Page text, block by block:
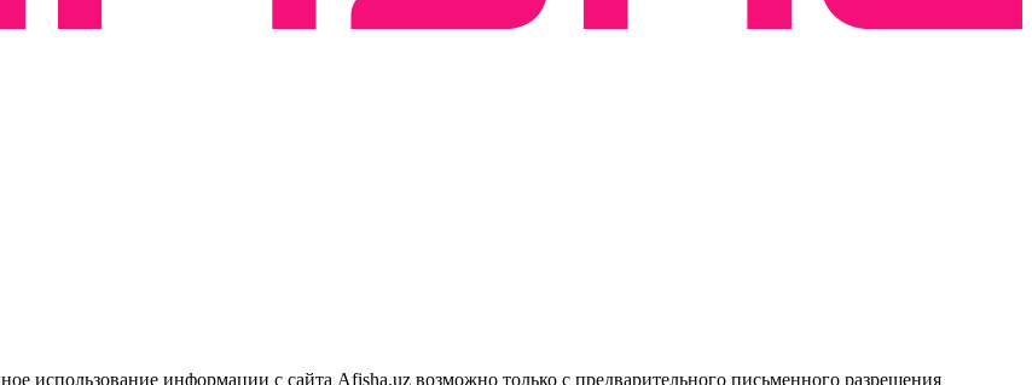
использование информации с сайта Afisha.uz возможно только с предварительного письменного разрешения